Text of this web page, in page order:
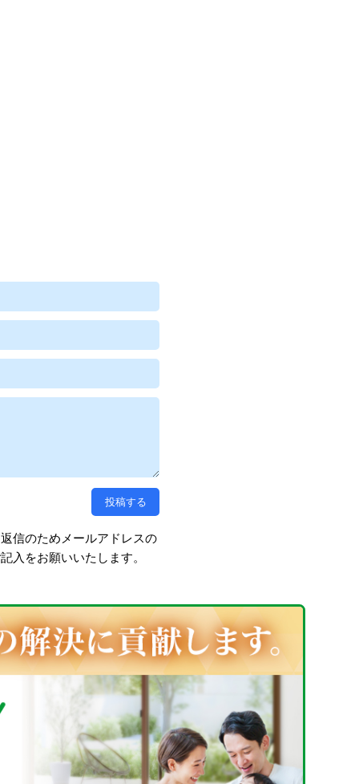
信のためメールアドレスの
入をお願いいたします。